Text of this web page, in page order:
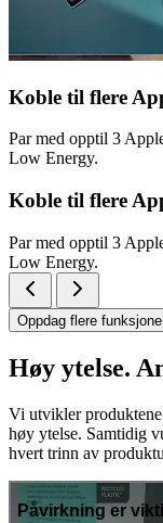
Koble til flere
Par med opptil 3
Low Energy.
Koble til flere
Par med opptil 3
Low Energy.
Oppdag flere
Høy ytelse.
Vi utvikler produktene
høy ytelse. Samtidig
hvert trinn av
Påvirkning er